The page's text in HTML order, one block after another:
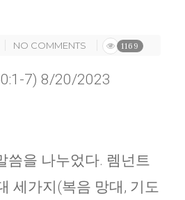
NO COMMENTS 1169
7) 8/20/2023
씀을 나누었다. 렘넌트
세가지(복음 망대, 기도